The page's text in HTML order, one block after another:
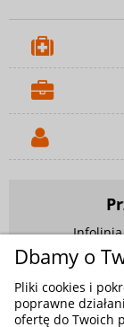
Infolinia
Dbamy o
Pliki cookies i
poprawne
ofertę do Twoich